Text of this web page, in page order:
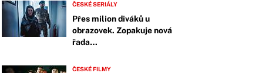
ČESKÉ SERIÁLY
Přes milion diváků u
obrazovek. Zopakuje nová
řada…
ČESKÉ FILMY